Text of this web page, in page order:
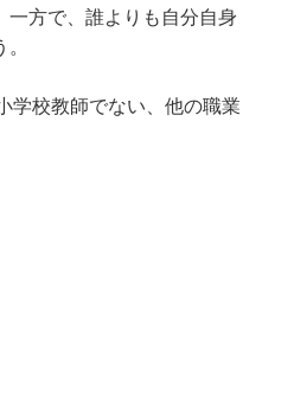
一方で、誰よりも自分自身
学校教師でない、他の職業